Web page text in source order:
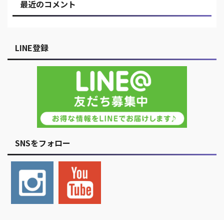
最近のコメント
LINE登録
SNSをフォロー